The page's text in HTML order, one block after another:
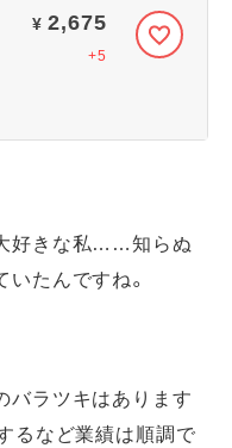
¥2,675
+5
好きな私……知らぬ
たんですね。
バラツキはあります
るなど業績は順調で